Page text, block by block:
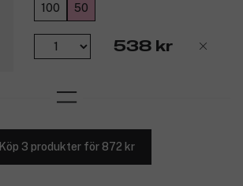
100 50
538 kr
Köp 3 produkter för 872 kr